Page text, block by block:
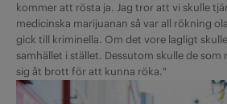
kommer att rösta ja. Jag tror att vi skulle
medicinska marijuanan så var all rökning
gick till kriminella. Om det vore lagligt
samhället i stället. Dessutom skulle de som
sig åt brott för att kunna röka."